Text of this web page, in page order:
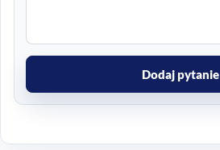
Dodaj pytanie